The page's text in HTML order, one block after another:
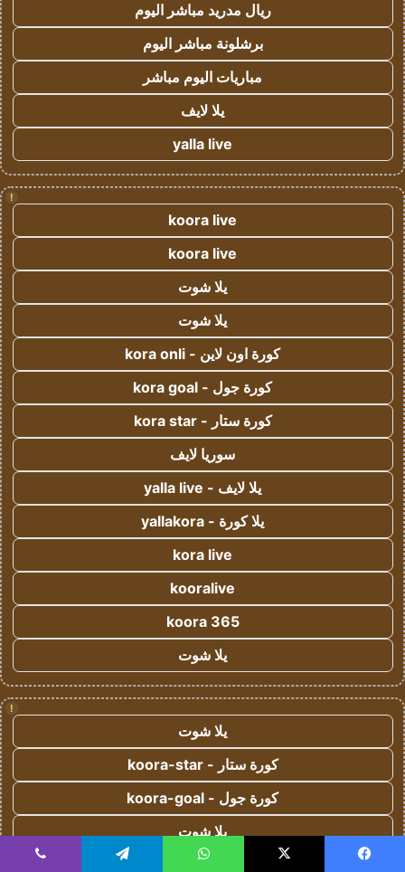
ريال مدريد مباشر اليوم
برشلونة مباشر اليوم
مباريات اليوم مباشر
يلا لايف
yalla live
!
koora live
koora live
يلا شوت
يلا شوت
كورة اون لاين - kora onli
كورة جول - kora goal
كورة ستار - kora star
سوريا لايف
يلا لايف - yalla live
يلا كورة - yallakora
kora live
kooralive
koora 365
يلا شوت
!
يلا شوت
كورة ستار - koora-star
كورة جول - koora-goal
يلا شوت
yalla shoot